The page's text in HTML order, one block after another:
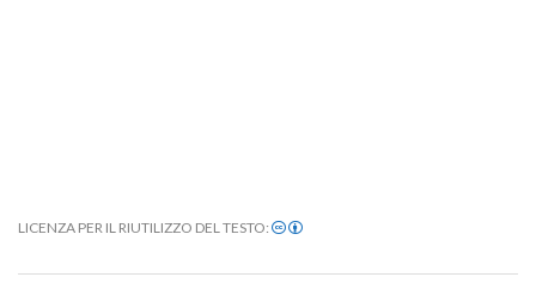
LICENZA PER IL RIUTILIZZO DEL TESTO:
2020-